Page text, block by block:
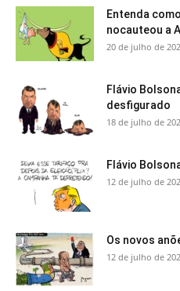
Entenda
nocauteou a
20 de julho de
Flávio
desfigurado
18 de julho de
Flávio
12 de julho de
Os novos
12 de julho de